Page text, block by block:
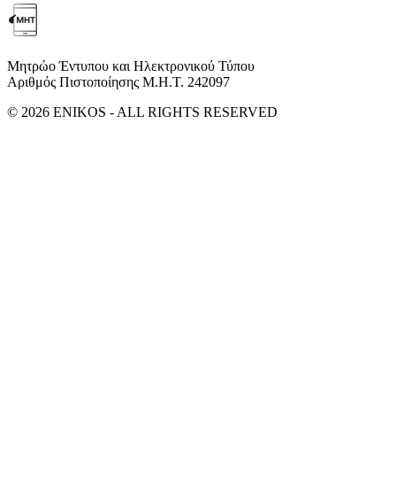
Μητρώο Έντυπου και Ηλεκτρονικού Τύπου
Αριθμός Πιστοποίησης Μ.Η.Τ. 242097
© 2026 ENIKOS - ALL RIGHTS RESERVED